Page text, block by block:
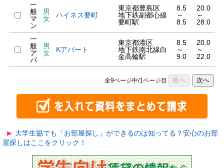
一
般
マ
ン
男
女
ハイネス要町
東京都豊島区
地下鉄副都心線
要町駅
8.5
～
8.5
20.0
～
28.0
一
般
ア
パ
男
女
Kアパート
東京都港区
地下鉄南北線白
金高輪駅
8.5
～
9.0
20.0
～
22.0
全9ページ中/1ページ目 前へ 次へ
大学生協でも「お部屋探し」ができるのは知ってる？安心のお部
屋探しはここをクリック！